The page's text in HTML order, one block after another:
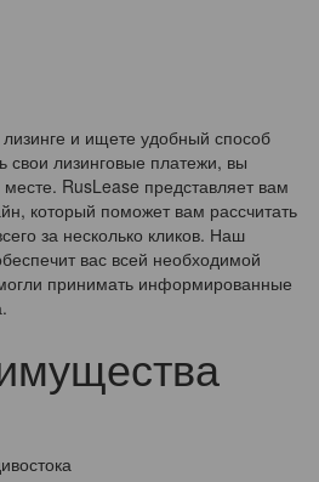
и ищете удобный способ
свои лизинговые платежи, вы
RusLease представляет вам
который поможет вам рассчитать
за несколько кликов. Наш
вас всей необходимой
принимать информированные